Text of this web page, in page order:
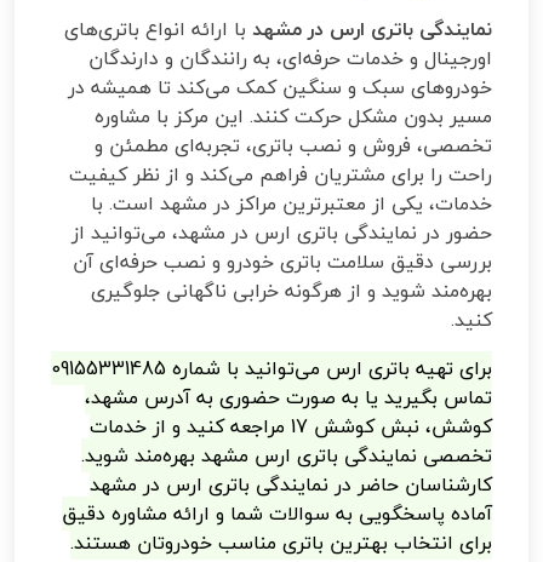
نمایندگی باتری ارس در مشهد با ارائه انواع باتری‌های
اورجینال و خدمات حرفه‌ای، به رانندگان و دارندگان
خودروهای سبک و سنگین کمک می‌کند تا همیشه در
مسیر بدون مشکل حرکت کنند. این مرکز با مشاوره
تخصصی، فروش و نصب باتری، تجربه‌ای مطمئن و
راحت را برای مشتریان فراهم می‌کند و از نظر کیفیت
خدمات، یکی از معتبرترین مراکز در مشهد است. با
حضور در نمایندگی باتری ارس در مشهد، می‌توانید از
بررسی دقیق سلامت باتری خودرو و نصب حرفه‌ای آن
بهره‌مند شوید و از هرگونه خرابی ناگهانی جلوگیری
کنید.
برای تهیه باتری ارس می‌توانید با شماره 09155331485
تماس بگیرید یا به صورت حضوری به آدرس مشهد،
کوشش، نبش کوشش 17 مراجعه کنید و از خدمات
تخصصی نمایندگی باتری ارس مشهد بهره‌مند شوید.
کارشناسان حاضر در نمایندگی باتری ارس در مشهد
آماده پاسخگویی به سوالات شما و ارائه مشاوره دقیق
برای انتخاب بهترین باتری مناسب خودروتان هستند.